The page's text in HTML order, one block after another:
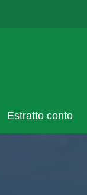
Estratto conto